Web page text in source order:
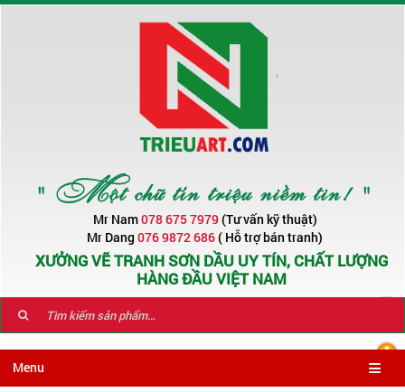
" Một chữ tín triệu niềm tin! "
Mr Nam078 675 7979(Tư vấn kỹ thuật)
Mr Dang 076 9872 686( Hỗ trợ bán tranh)
XƯỞNG VẼ TRANH SƠN DẦU UY TÍN, CHẤT LƯỢNG
HÀNG ĐẦU VIỆT NAM
Menu